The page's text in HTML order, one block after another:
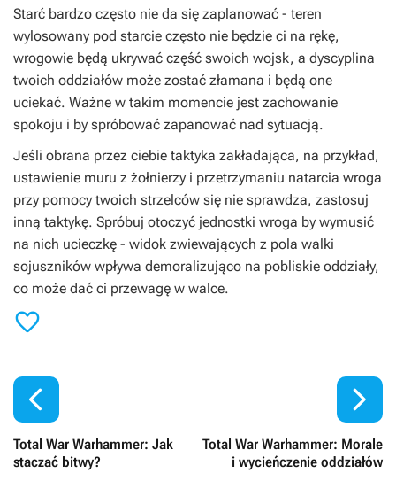
Starć bardzo często nie da się zaplanować - teren
wylosowany pod starcie często nie będzie ci na rękę,
wrogowie będą ukrywać część swoich wojsk, a dyscyplina
twoich oddziałów może zostać złamana i będą one
uciekać. Ważne w takim momencie jest zachowanie
spokoju i by spróbować zapanować nad sytuacją.
Jeśli obrana przez ciebie taktyka zakładająca, na przykład,
ustawienie muru z żołnierzy i przetrzymaniu natarcia wroga
przy pomocy twoich strzelców się nie sprawdza, zastosuj
inną taktykę. Spróbuj otoczyć jednostki wroga by wymusić
na nich ucieczkę - widok zwiewających z pola walki
sojuszników wpływa demoralizująco na pobliskie oddziały,
co może dać ci przewagę w walce.


Total War Warhammer: Jak
staczać bitwy?
Total War Warhammer: Morale
i wycieńczenie oddziałów
